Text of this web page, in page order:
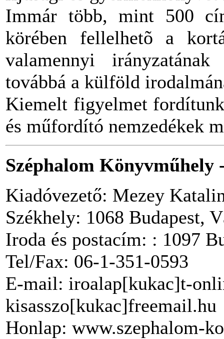
Immár több, mint 500
körében fellelhetõ a
valamennyi
továbbá a külföld
Kiemelt figyelmet
és műfordító nemzedékek
Széphalom
Kiadóvezető: Mezey
Székhely: 1068 Budapest,
Iroda és postacím: : 1097
Tel/Fax: 06-1-351-0593
E-mail: iroalap[kukac]t-
kisasszo[kukac]freemail.hu
Honlap: www.szephalom-